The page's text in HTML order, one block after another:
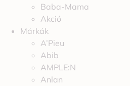
Baba-Mama
Akció
Márkák
A’Pieu
Abib
AMPLE:N
Anlan